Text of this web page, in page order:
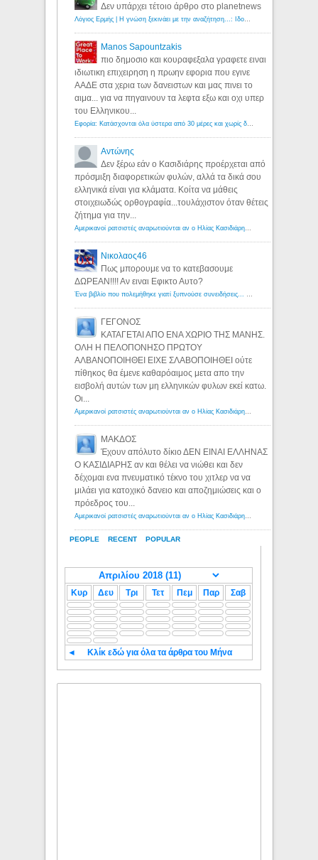
PEOPLE RECENT POPULAR
Δεν υπάρχει τέτοιο άρθρο στο planetnews
Λόγιος Ερμής | Η γνώση ξεκινάει με την αναζήτηση...: Ιδού οι 18 που χρωστούν 11 δις ευρώ!
Manos Sapountzakis
πιο δημοσιο και κουραφεξαλα γραφετε ειναι
ιδιωτικη επιχειρηση η πρωην εφορια που εγινε
ΑΑΔΕ στα χερια των δανειστων και μας πινει το
αιμα... για να πηγαινουν τα λεφτα εξω και οχι υπερ
του Ελληνικου...
Εφορία: Κατάσχονται όλα ύστερα από 30 μέρες και χωρίς δικαστικές αποφάσεις - Λόγιος Ερμής
Αντώνης
Δεν ξέρω εάν ο Κασιδιάρης προέρχεται από
πρόσμιξη διαφορετικών φυλών, αλλά τα δικά σου
ελληνικά είναι για κλάματα. Κοίτα να μάθεις
στοιχειωδώς ορθογραφία...τουλάχιστον όταν θέτεις
ζήτημα για την...
Αμερικανοί ρατσιστές αναρωτιούνται αν ο Ηλίας Κασιδιάρης ανήκει στη λευκή φυλή... - Λόγιος Ερμής
Νικολαος46
Πως μπορουμε να το κατεβασουμε
ΔΩΡΕΑΝ!!!! Αν ειναι Εφικτο Αυτο?
Ένα βιβλίο που πολεμήθηκε γιατί ξυπνούσε συνειδήσεις... - Λόγιος Ερμής | Η γνώση ξεκινάει με την αναζήτηση...
ΓΕΓΟΝΟΣ
ΚΑΤΑΓΕΤΑΙ ΑΠΟ ΕΝΑ ΧΩΡΙΟ ΤΗΣ ΜΑΝΗΣ.
ΟΛΗ Η ΠΕΛΟΠΟΝΗΣΟ ΠΡΩΤΟΥ
ΑΛΒΑΝΟΠΟΙΗΘΕΙ ΕΙΧΕ ΣΛΑΒΟΠΟΙΗΘΕΙ ούτε
πίθηκος θα έμενε καθαρόαιμος μετα απο την
εισβολή αυτών των μη ελληνικών φυλων εκεί κατω.
Οι...
Αμερικανοί ρατσιστές αναρωτιούνται αν ο Ηλίας Κασιδιάρης ανήκει στη λευκή φυλή... - Λόγιος Ερμής
ΜΑΚΔΟΣ
Έχουν απόλυτο δίκιο ΔΕΝ ΕΙΝΑΙ ΕΛΛΗΝΑΣ
Ο ΚΑΣΙΔΙΑΡΗΣ αν και θέλει να νιώθει και δεν
δέχομαι ενα πνευματικό τέκνο του χιτλερ να να
μιλάει για κατοχικό δανειο και αποζημιώσεις και ο
πρόεδρος του...
Αμερικανοί ρατσιστές αναρωτιούνται αν ο Ηλίας Κασιδιάρης ανήκει στη λευκή φυλή... - Λόγιος Ερμής
Κυρ Δευ Τρι Τετ Πεμ Παρ Σαβ
◄ Κλίκ εδώ για όλα τα άρθρα του Μήνα